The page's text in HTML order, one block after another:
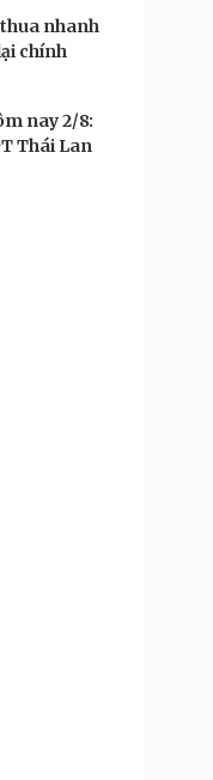
nhanh
chính
nay 2/8:
Thái Lan